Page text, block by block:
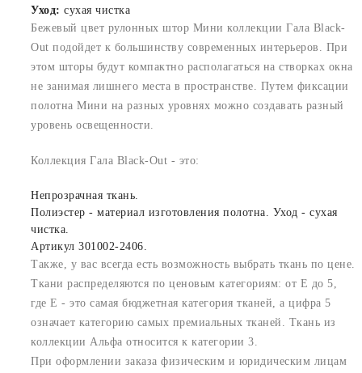
Уход: сухая чистка
Бежевый цвет рулонных штор Мини коллекции Гала Black-
Out подойдет к большинству современных интерьеров. При
этом шторы будут компактно располагаться на створках окна
не занимая лишнего места в пространстве. Путем фиксации
полотна Мини на разных уровнях можно создавать разный
уровень освещенности.
Коллекция Гала Black-Out - это:
Непрозрачная ткань.
Полиэстер - материал изготовления полотна. Уход - сухая
чистка.
Артикул 301002-2406.
Также, у вас всегда есть возможность выбрать ткань по цене.
Ткани распределяются по ценовым категориям: от E до 5,
где Е - это самая бюджетная категория тканей, а цифра 5
означает категорию самых премиальных тканей. Ткань из
коллекции Альфа относится к категории 3.
При оформлении заказа физическим и юридическим лицам